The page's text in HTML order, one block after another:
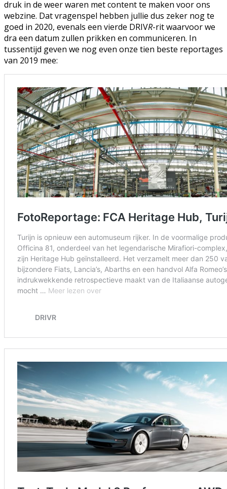
druk in de weer waren met content te maken voor ons
webzine. Dat vragenspel hebben jullie dus zeker nog te
goed in 2020, evenals een vierde DRIVR-rit waarvoor we
dra een datum zullen prikken en communiceren. In
tussentijd geven we nog even onze tien beste reportages
van 2019 mee: